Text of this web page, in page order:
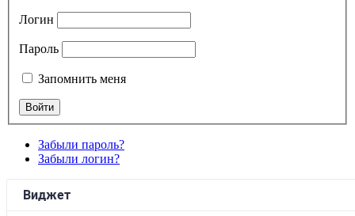
Логин
Пароль
Запомнить меня
Забыли пароль?
Забыли логин?